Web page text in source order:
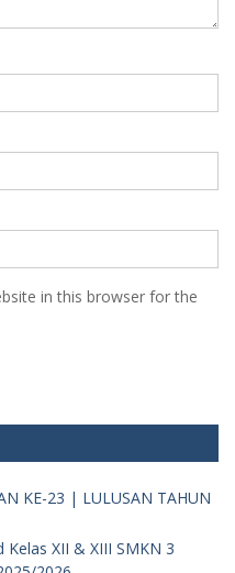
in this browser for the
KE-23 | LULUSAN TAHUN
XII & XIII SMKN 3